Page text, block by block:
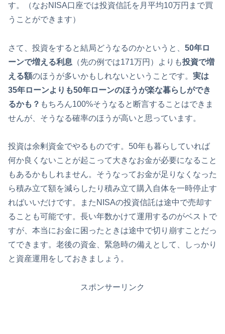
す。（なおNISA口座では投資信託を月平均10万円まで買
うことができます）
さて、投資をすると結局どうなるのかというと、 50年ロ
ーンで増える利息 （先の例では171万円）よりも投資で増
える額のほうが多いかもしれないということです。 実は
35年ローンよりも50年ローンのほうが楽な暮らしができ
るかも？ もちろん100%そうなると断言することはできま
せんが、そうなる確率のほうが高いと思っています。
投資は余剰資金でやるものです。50年も暮らしていれば
何か良くないことが起こって大きなお金が必要になること
もあるかもしれません。そうなってお金が足りなくなった
ら積み立て額を減らしたり積み立て購入自体を一時停止す
ればいいだけです。またNISAの投資信託は途中で売却す
ることも可能です。長い年数かけて運用するのがベストで
すが、本当にお金に困ったときは途中で切り崩すことだっ
てできます。老後の資金、緊急時の備えとして、しっかり
と資産運用をしておきましょう。
スポンサーリンク